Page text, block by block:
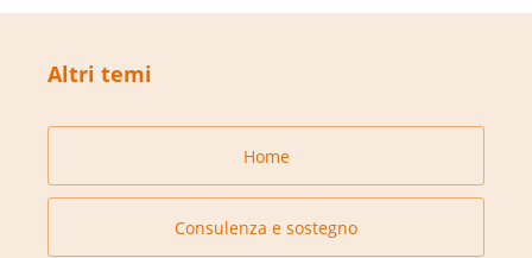
Altri temi
Home
Consulenza e sostegno